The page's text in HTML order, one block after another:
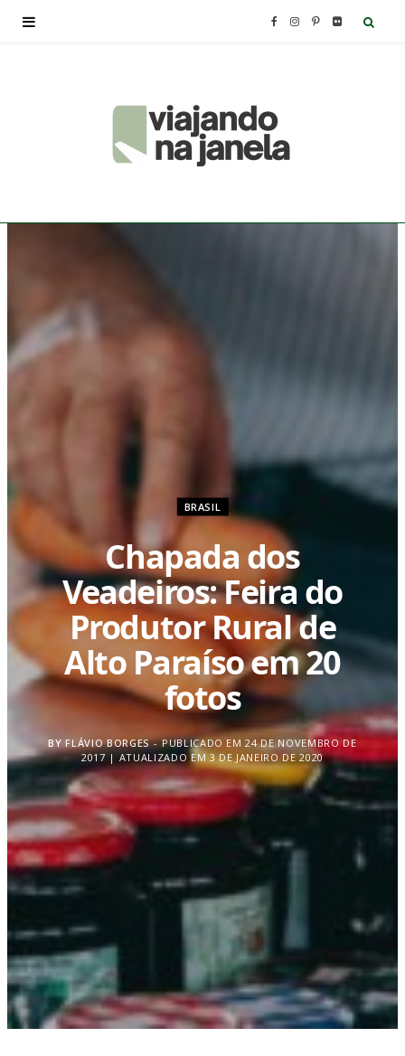
e
I P F
BRASIL
Chapada dos
Veadeiros: Feira do
Produtor Rural de
Alto Paraíso em 20
fotos
BY FLÁVIO BORGES
PUBLICADO EM 24 DE NOVEMBRO DE
2017 | ATUALIZADO EM 3 DE JANEIRO DE 2020